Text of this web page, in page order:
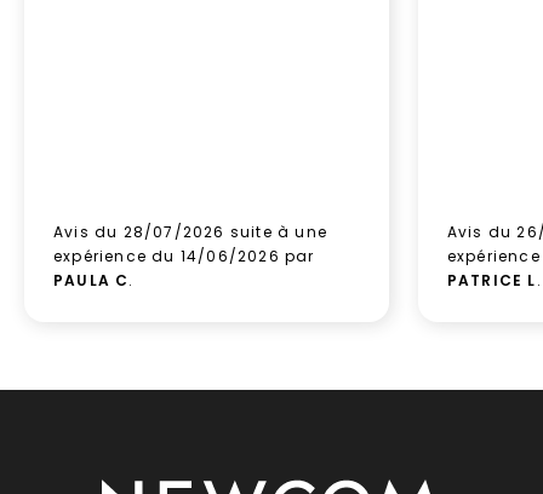
Avis du 28/07/2026 suite à une
expérience du 14/06/2026 par
PAULA C.
Avis du
PATRICE L.